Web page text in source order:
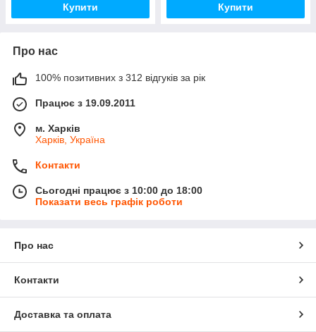
Купити Купити
Про нас
100% позитивних з 312 відгуків за рік
Працює з 19.09.2011
м. Харків
Харків, Україна
Контакти
Сьогодні працює з 10:00 до 18:00
Показати весь графік роботи
Про нас
Контакти
Доставка та оплата